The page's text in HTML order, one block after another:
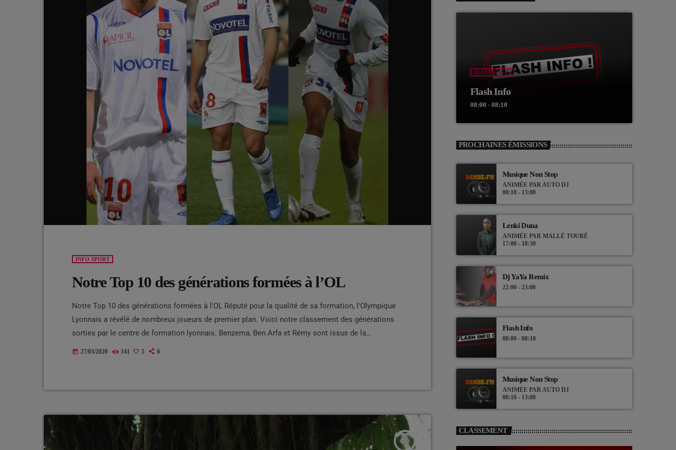
INFO SPORT
Notre Top 10 des générations formées à l’OL
Notre Top 10 des générations formées à l'OL Réputé pour la qualité de sa formation, l'Olympique
Lyonnais a révélé de nombreux joueurs de premier plan. Voici notre classement des générations
sorties par le centre de formation lyonnais. Benzema, Ben Arfa et Rémy sont issus de la
génération 87 de l'OL. Réputé pour la qualité de sa formation, l'Olympique Lyonnais a révélé de
today 27/03/2020 141 5 6
insert_link
ELECTRONIC
Flash Info
08:00 - 08:10
PROCHAINES ÉMISSIONS
Musique Non Stop
ANIMÉE PAR AUTO DJ
08:10 - 13:00
Lenki Duna
ANIMÉE PAR MALLÉ TOURÉ
17:00 - 18:30
Dj YaYa Remix
22:00 - 23:00
Flash Info
08:00 - 08:10
Musique Non Stop
ANIMÉE PAR AUTO DJ
08:10 - 13:00
CLASSEMENT